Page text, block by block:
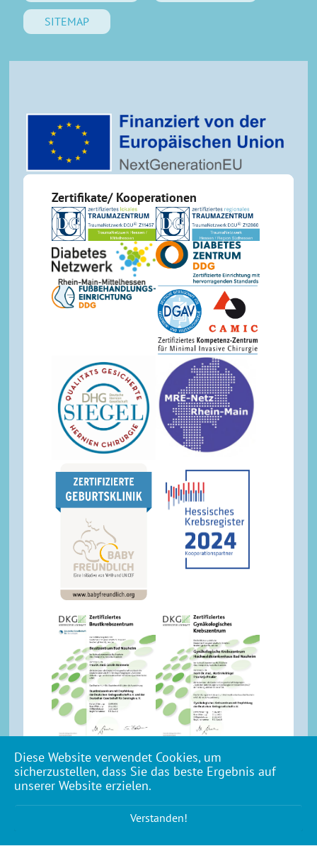
Diese Website verwendet Cookies, um
sicherzustellen, dass Sie das beste Ergebnis auf
unserer Website erzielen.
Verstanden!
SITEMAP
Zertifikate/ Kooperationen